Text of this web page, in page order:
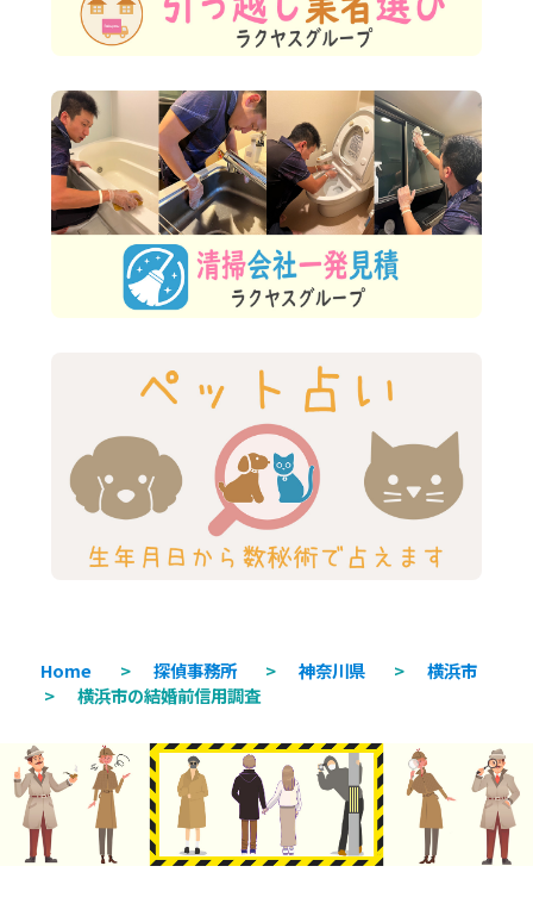
Home > 探偵事務所 > 神奈川県 >
横浜市
>
横浜市の結婚前信用調査